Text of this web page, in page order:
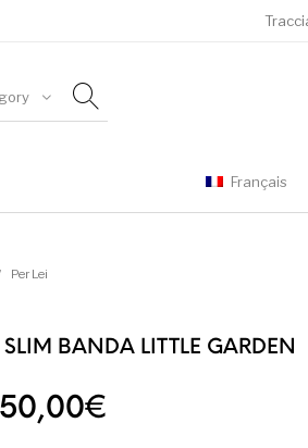
Français
Per Lei
BANDA LITTLE GARDEN
Il prezzo originale
50,00€